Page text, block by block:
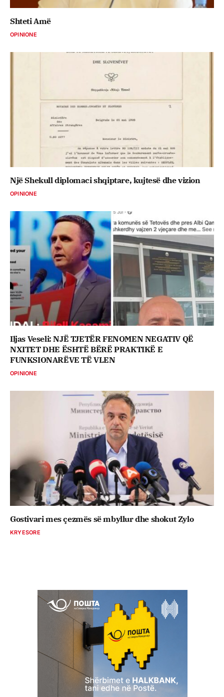
Shteti Amë
OPINIONE
Një Shekull diplomaci shqiptare, kujtesë dhe vizion
OPINIONE
Iljas Veseli: NJË TJETËR FENOMEN NEGATIV QË
NXITET DHE ËSHTË BËRË PRAKTIKË E
FUNKSIONARËVE TË VLEN
OPINIONE
Gostivari mes çezmës së mbyllur dhe shokut Zylo
KRYESORE